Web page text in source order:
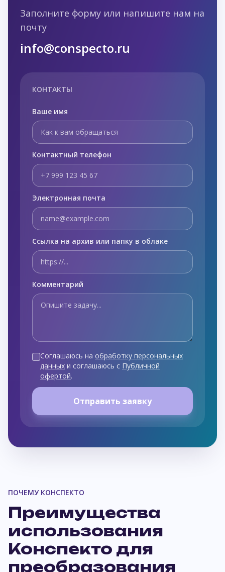
Заполните форму или напишите нам на
почту
info@conspecto.ru
КОНТАКТЫ
Ваше имя
Контактный телефон
Электронная почта
Ссылка на архив или папку в облаке
Комментарий
Соглашаюсь на обработку персональных
данных и соглашаюсь с Публичной
офертой.
Отправить заявку
ПОЧЕМУ КОНСПЕКТО
Преимущества
использования
Конспекто для
преобразования